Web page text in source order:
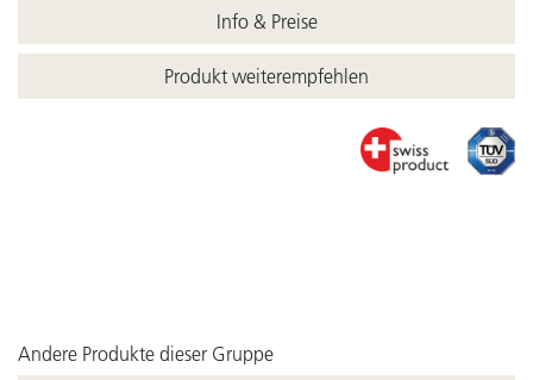
Info & Preise
Produkt weiterempfehlen
Andere Produkte dieser Gruppe